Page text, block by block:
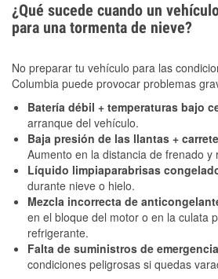
¿Qué sucede cuando un
para una tormenta de nieve?
No preparar tu vehículo para las
Columbia puede provocar problemas
Batería débil + temperaturas bajo
arranque del vehículo.
Baja presión de las llantas +
Aumento en la distancia de frenado y
Líquido limpiaparabrisas
durante nieve o hielo.
Mezcla incorrecta de
en el bloque del motor o en la culata
refrigerante.
Falta de suministros de emergencia
condiciones peligrosas si quedas